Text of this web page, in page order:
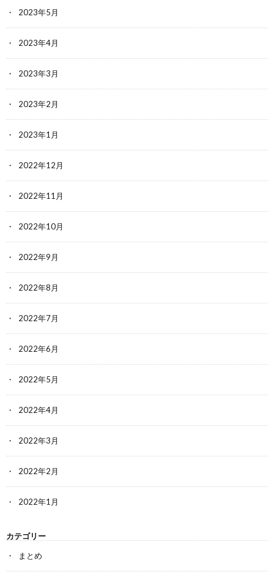
2023年5月
2023年4月
2023年3月
2023年2月
2023年1月
2022年12月
2022年11月
2022年10月
2022年9月
2022年8月
2022年7月
2022年6月
2022年5月
2022年4月
2022年3月
2022年2月
2022年1月
カテゴリー
まとめ